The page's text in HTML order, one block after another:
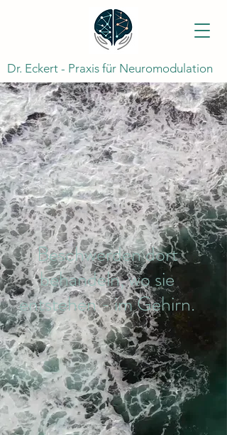
Dr. Eckert - Praxis für Neuromodulation
Beschwerden dort
behandeln, wo sie
entstehen - im Gehirn.